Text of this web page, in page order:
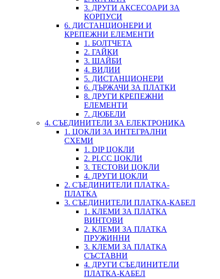
3. ДРУГИ АКСЕСОАРИ ЗА
КОРПУСИ
6. ДИСТАНЦИОНЕРИ И
КРЕПЕЖНИ ЕЛЕМЕНТИ
1. БОЛТЧЕТА
2. ГАЙКИ
3. ШАЙБИ
4. ВИДИИ
5. ДИСТАНЦИОНЕРИ
6. ДЪРЖАЧИ ЗА ПЛАТКИ
8. ДРУГИ КРЕПЕЖНИ
ЕЛЕМЕНТИ
7. ДЮБЕЛИ
4. СЪЕДИНИТЕЛИ ЗА ЕЛЕКТРОНИКА
1. ЦОКЛИ ЗА ИНТЕГРАЛНИ
СХЕМИ
1. DIP ЦОКЛИ
2. PLCC ЦОКЛИ
3. ТЕСТОВИ ЦОКЛИ
4. ДРУГИ ЦОКЛИ
2. СЪЕДИНИТЕЛИ ПЛАТКА-
ПЛАТКА
3. СЪЕДИНИТЕЛИ ПЛАТКА-КАБЕЛ
1. КЛЕМИ ЗА ПЛАТКА
ВИНТОВИ
2. КЛЕМИ ЗА ПЛАТКА
ПРУЖИННИ
3. КЛЕМИ ЗА ПЛАТКА
СЪСТАВНИ
4. ДРУГИ СЪЕДИНИТЕЛИ
ПЛАТКА-КАБЕЛ